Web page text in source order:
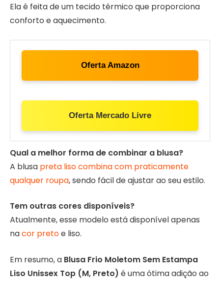
Ela é feita de um tecido térmico que proporciona
conforto e aquecimento.
Oferta Amazon
Oferta Mercado Livre
Qual a melhor forma de combinar a blusa?
A blusa preta liso combina com praticamente
qualquer roupa, sendo fácil de ajustar ao seu estilo.
Tem outras cores disponíveis?
Atualmente, esse modelo está disponível apenas
nacor pretoe liso.
Em resumo, a Blusa Frio Moletom Sem Estampa
Liso Unissex Top (M, Preto) é uma ótima adição ao